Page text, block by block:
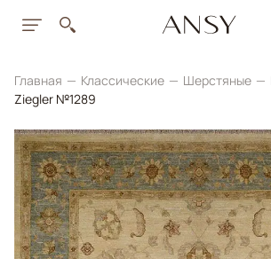
Главная Классические Шерстяные
Ziegler №1289